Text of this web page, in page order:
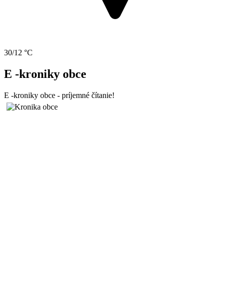
30/12 °C
E -kroniky obce
E -kroniky obce - príjemné čítanie!